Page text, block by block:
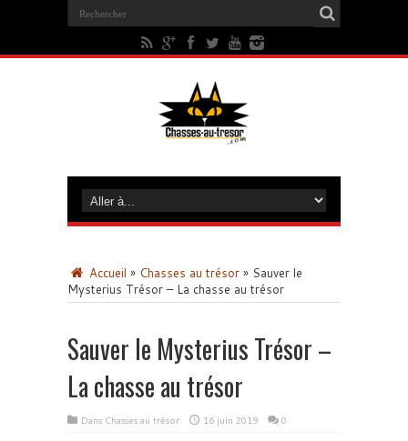
Accueil » Chasses au trésor » Sauver le
Mysterius Trésor – La chasse au trésor
Sauver le Mysterius Trésor –
La chasse au trésor
Dans Chasses au trésor 16 juin 2019 0